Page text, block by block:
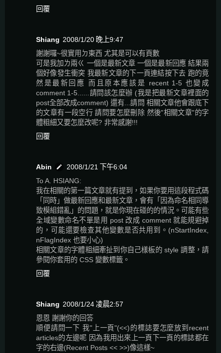
回覆
Shiang 2008/1/20 晚上9:47
謝謝囉~很實用ㄉ東西 尤其是可以有頁數
可是我加ㄌ兩ㄍ 一個是最新文章 一個是最新回應 結果兩
個好像發生衝突 我最新文章的下一頁連結按下去 跑的竟
然是最新回應 而且原本應該是 recent 1-5 也變成
comment 1-5......請問該怎麼辦 (我是把最新文章裡面的
post全部改成comment) 還有...請問 相關文章他會跟底下
的文章有一段空行 請問要怎麼刪除 然後"相關文章"的字
體粗細又要怎麼改呢? 非常感謝!!!
回覆
Abin
2008/1/21 下午6:04
To A. HSIANG:
我在相關的第一篇文章就有提到，如果你要用這段程式碼
「同時」做最新回應和最新文章，會有「因為命名相同導
致模組錯亂」的問題，就是你現在碰的的情況。可能有些
全域變數命名不單是用 post 改成 comment 就能規避掉
的，可能還要檢查其他變數是否共用到。(nStartIndex,
nFlagIndex 也要小心)
相關文章的字體粗細牽扯到你自己樣板的 style 調整，請
參閱你套用的 CSS 變數標籤。
回覆
Shiang 2008/1/24 凌晨2:57
恩恩 謝謝你的回答
順便請問一下 我"上一頁"(<<)的標誌要怎麼放到recent
articles的左邊呢 因為我用出來上一頁下一頁的標誌都在
字的右邊(Recent Posts << >>)像這樣~